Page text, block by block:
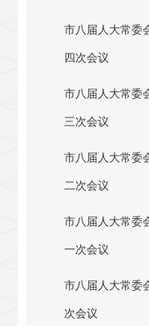
市八届人大常委
四次会议
市八届人大常委
三次会议
市八届人大常委
二次会议
市八届人大常委
一次会议
市八届人大常委
次会议